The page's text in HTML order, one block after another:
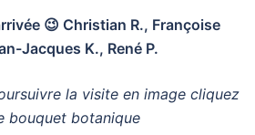
😉 Christian R., Françoise
Jacques K., René P.
la visite en image cliquez
bouquet botanique